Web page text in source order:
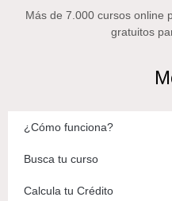
Más de 7.000 cursos online
gratuitos
¿Cómo funciona?
Busca tu curso
Calcula tu Crédito